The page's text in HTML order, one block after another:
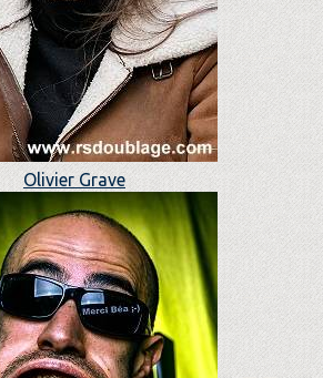
Olivier Grave